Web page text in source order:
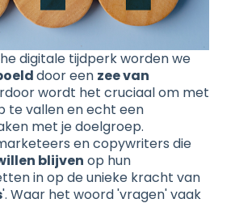
digitale tijdperk worden we
door een zee van
wordt het cruciaal om met
te vallen en echt een
met je doelgroep.
en copywriters die
blijven op hun
in op de unieke kracht van
'. Waar het woord 'vragen' vaak